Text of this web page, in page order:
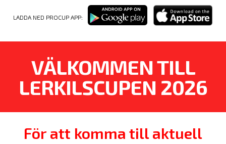
LADDA NED PROCUP APP:
VÄLKOMMEN TILL
LERKILSCUPEN 2026
För att komma till aktuell